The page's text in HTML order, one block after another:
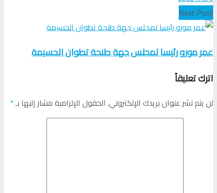
Next Post
عمر مورو رئيسا لمجلس جهة طنجة تطوان الحسيمة
اترك تعليقاً
لن يتم نشر عنوان بريدك الإلكتروني. الحقول الإلزامية مشار إليها بـ*